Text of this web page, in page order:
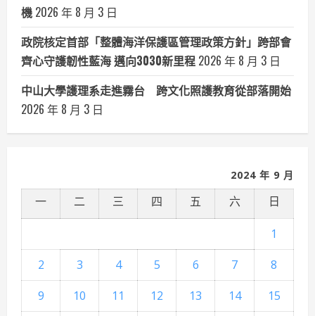
機 2026 年 8 月 3 日
政院核定首部「整體海洋保護區管理政策方針」跨部會
齊心守護韌性藍海 邁向3030新里程 2026 年 8 月 3 日
中山大學護理系走進霧台 跨文化照護教育從部落開始
2026 年 8 月 3 日
2024 年 9 月
一 二 三 四 五 六 日
1
2
3 4 5 6 7
8
9
10 11 12 13 14
15